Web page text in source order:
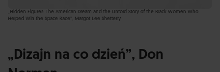
„Hidden Figures: The American Dream and the Untold Story of the Black Women Who
Helped Win the Space Race”, Margot Lee Shetterly
„Dizajn na co dzień”, Don